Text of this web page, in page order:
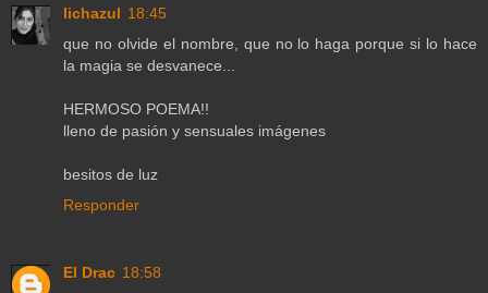
lichazul 18:45
que no olvide el nombre, que no lo haga porque si lo hace
la magia se desvanece...
HERMOSO POEMA!!
lleno de pasión y sensuales imágenes
besitos de luz
Responder
El Drac 18:58